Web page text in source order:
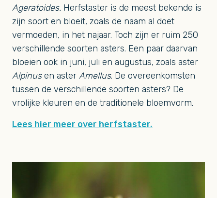
Ageratoides. Herfstaster is de meest bekende is
zijn soort en bloeit, zoals de naam al doet
vermoeden, in het najaar. Toch zijn er ruim 250
verschillende soorten asters. Een paar daarvan
bloeien ook in juni, juli en augustus, zoals aster
Alpinusen aster Amellus. De overeenkomsten
tussen de verschillende soorten asters? De
vrolijke kleuren en de traditionele bloemvorm.
Lees hier meer over herfstaster.